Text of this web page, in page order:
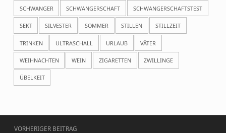
SCHWANGER SCHWANGERSCHAFT SCHWANGERSCHAFTSTEST
SEKT SILVESTER SOMMER STILLEN STILLZEIT
TRINKEN ULTRASCHALL URLAUB VÄTER
WEIHNACHTEN WEIN ZIGARETTEN ZWILLINGE
ÜBELKEIT
Beitragsnavigation
VORHERIGER BEITRAG